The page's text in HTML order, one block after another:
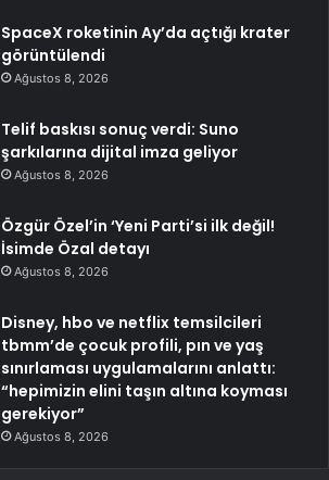
SpaceX roketinin Ay’da açtığı krater
görüntülendi
Ağustos 8, 2026
Telif baskısı sonuç verdi: Suno
şarkılarına dijital imza geliyor
Ağustos 8, 2026
Özgür Özel’in ‘Yeni Parti’si ilk değil!
İsimde Özal detayı
Ağustos 8, 2026
Disney, hbo ve netflix temsilcileri
tbmm’de çocuk profili, pın ve yaş
sınırlaması uygulamalarını anlattı:
“hepimizin elini taşın altına koyması
gerekiyor”
Ağustos 8, 2026